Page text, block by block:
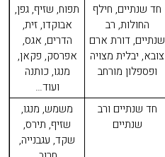
חד שנתיים, חילף
החולות, רב
שנתיים, דורת ארם
צובא, יבלית מצויה
ופספלון מורחב
תפוח, שזיף, גפן,
אבוקדו, זית,
הדרים, אגס,
אפרסק, פקאן,
מנגו, כותנה
ועוד…
חד שנתיים ורב
שנתיים
משמש, מנגו,
שזיף, תירס,
שקד, עגבנייה,